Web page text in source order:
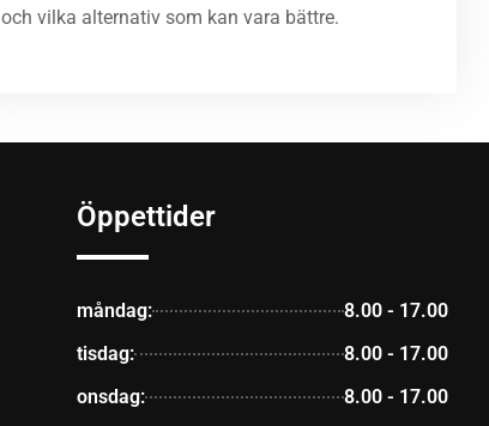
och vilka alternativ som kan vara bättre.
Öppettider
måndag:
8.00 - 17.00
tisdag:
8.00 - 17.00
onsdag:
8.00 - 17.00